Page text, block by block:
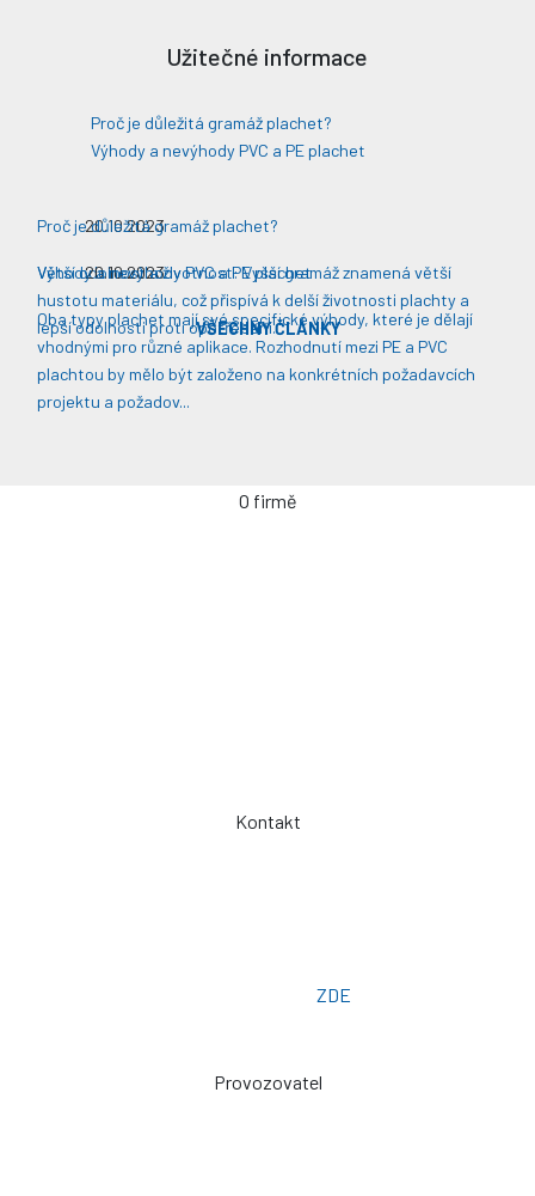
Užitečné informace
Proč je důležitá gramáž plachet?
Výhody a nevýhody PVC a PE plachet
Proč je důležitá gramáž plachet?
Větší odolnost a životnost: Vyšší gramáž znamená větší
hustotu materiálu, což přispívá k delší životnosti plachty a
lepší odolnosti proti opotřebení​​.
20.10.2023
Výhody a nevýhody PVC a PE plachet
Oba typy plachet mají své specifické výhody, které je dělají
vhodnými pro různé aplikace. Rozhodnutí mezi PE a PVC
plachtou by mělo být založeno na konkrétních požadavcích
projektu a požadov...
20.10.2023
VŠECHNY ČLÁNKY
O firmě
Kontakt
ZDE
Provozovatel